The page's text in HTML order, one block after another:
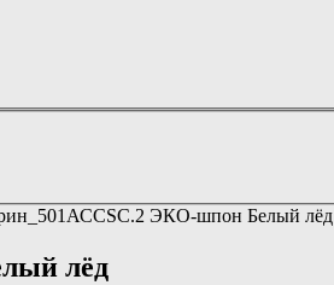
ЭКО-шпон Белый лёд
лёд